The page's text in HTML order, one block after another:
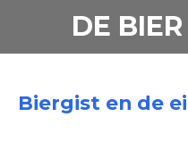
hoofdinhoud
DE
Biergist en de